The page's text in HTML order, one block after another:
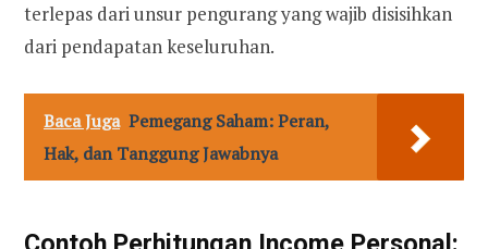
terlepas dari unsur pengurang yang wajib disisihkan
dari pendapatan keseluruhan.
Baca Juga Pemegang Saham: Peran,
Hak, dan Tanggung Jawabnya